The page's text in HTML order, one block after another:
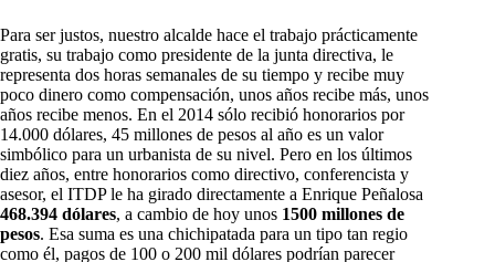
Para ser justos, nuestro alcalde hace el trabajo prácticamente
gratis, su trabajo como presidente de la junta directiva, le
representa dos horas semanales de su tiempo y recibe muy
poco dinero como compensación, unos años recibe más, unos
años recibe menos. En el 2014 sólo recibió honorarios por
14.000 dólares, 45 millones de pesos al año es un valor
simbólico para un urbanista de su nivel. Pero en los últimos
diez años, entre honorarios como directivo, conferencista y
asesor, el ITDP le ha girado directamente a Enrique Peñalosa
468.394 dólares, a cambio de hoy unos 1500 millones de
pesos. Esa suma es una chichipatada para un tipo tan regio
como él, pagos de 100 o 200 mil dólares podrían parecer